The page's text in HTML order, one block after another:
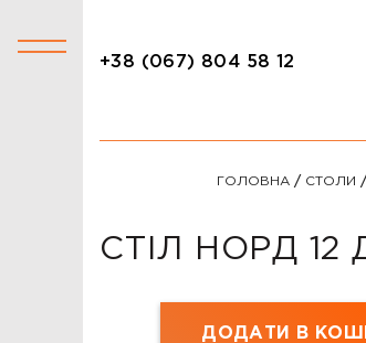
+38 (067) 804 58 12
ГОЛОВНА/ СТОЛИ /
СТІЛ НОРД 12
ДОДАТИ В